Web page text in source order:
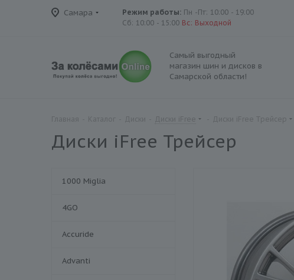
Самара Режим работы: Пн -Пт: 10:00 - 19:00
Сб: 10:00 - 15:00 Вс: Выходной
Самый выгодный
магазин шин и дисков в
Самарской области!
Диски iFree Трейсер
1000 Miglia
4GO
Accuride
Advanti